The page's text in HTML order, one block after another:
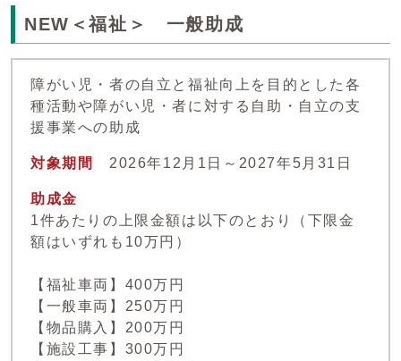
NEW＜福祉＞ 一般助成
障がい児・者の自立と福祉向上を目的とした各
種活動や障がい児・者に対する自助・自立の支
援事業への助成
対象期間 2026年12月1日～2027年5月31日
助成金
1件あたりの上限金額は以下のとおり（下限金
額はいずれも10万円）
【福祉車両】400万円
【一般車両】250万円
【物品購入】200万円
【施設工事】300万円